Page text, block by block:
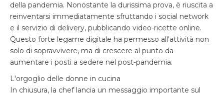
della pandemia. Nonostante la durissima prova, è riuscita a
reinventarsi immediatamente sfruttando i social network
e il servizio di delivery, pubblicando video-ricette online.
Questo forte legame digitale ha permesso all'attività non
solo di sopravvivere, ma di crescere al punto da
aumentare i posti a sedere nel post-pandemia.
L'orgoglio delle donne in cucina
In chiusura, la chef lancia un messaggio importante sul